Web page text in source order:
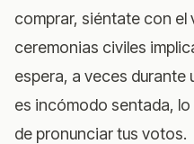
comprar, siéntate con el
ceremonias civiles
espera, a veces durante
es incómodo sentada,
de pronunciar tus votos.